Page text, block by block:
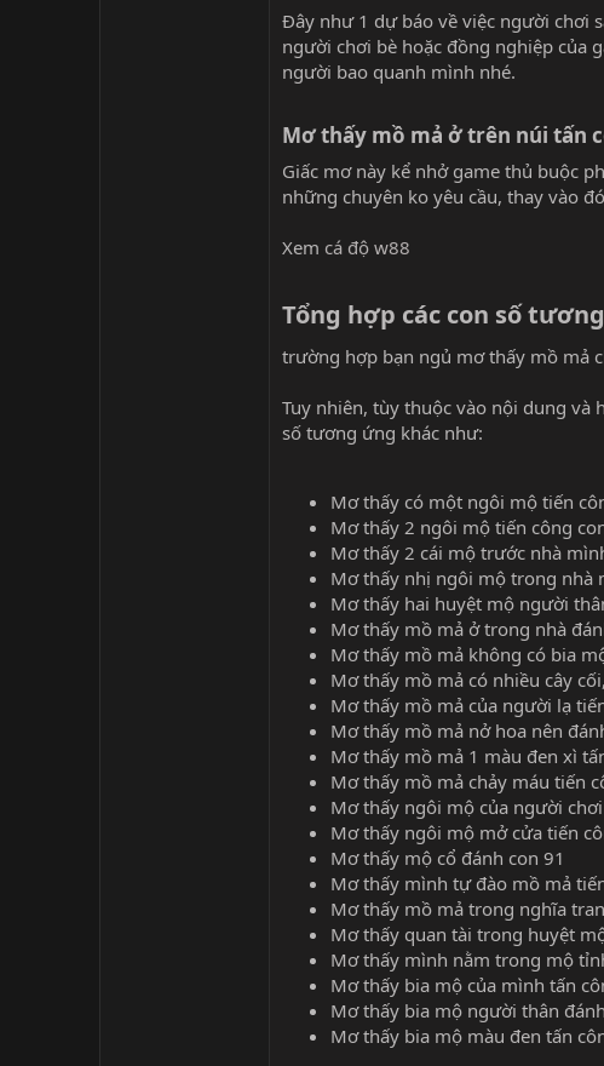
Đây như 1 dự báo về việc người chơi
người chơi bè hoặc đồng nghiệp của
người bao quanh mình nhé.
Mơ thấy mồ mả ở trên núi tấn
Giấc mơ này kể nhở game thủ buộc
những chuyên ko yêu cầu, thay vào
Xem cá độ w88
Tổng hợp các con số
trường hợp bạn ngủ mơ thấy mồ mả
Tuy nhiên, tùy thuộc vào nội dung và
số tương ứng khác như:
Mơ thấy có một ngôi mộ tiến
Mơ thấy 2 ngôi mộ tiến công
Mơ thấy 2 cái mộ trước nhà
Mơ thấy nhị ngôi mộ trong nhà
Mơ thấy hai huyệt mộ người
Mơ thấy mồ mả ở trong nhà
Mơ thấy mồ mả không có bia
Mơ thấy mồ mả có nhiều cây
Mơ thấy mồ mả của người lạ
Mơ thấy mồ mả nở hoa nên
Mơ thấy mồ mả 1 màu đen xì
Mơ thấy mồ mả chảy máu tiến
Mơ thấy ngôi mộ của người
Mơ thấy ngôi mộ mở cửa tiến
Mơ thấy mộ cổ đánh con 91
Mơ thấy mình tự đào mồ mả
Mơ thấy mồ mả trong nghĩa
Mơ thấy quan tài trong huyệt
Mơ thấy mình nằm trong mộ
Mơ thấy bia mộ của mình tấn
Mơ thấy bia mộ người thân
Mơ thấy bia mộ màu đen tấn